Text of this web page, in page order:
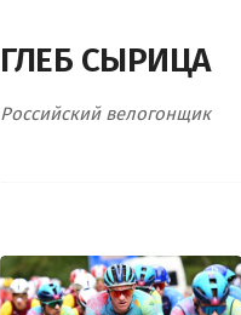
ГЛЕБ СЫРИЦА
Российский велогонщик